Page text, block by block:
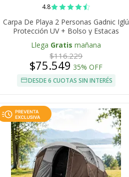
4.8
Carpa De Playa 2 Personas Gadnic Iglú
Protección UV + Bolso y Estacas
Llega Gratis mañana
$116.229
$75.549 35% OFF
DESDE 6 CUOTAS SIN INTERÉS